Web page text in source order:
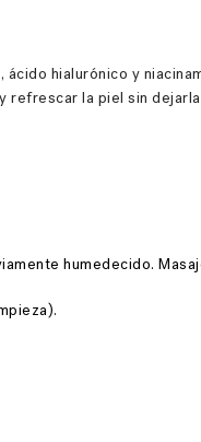
hialurónico y
la piel sin
humedecido.